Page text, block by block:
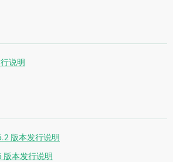
说明
版本发行说明
版本发行说明